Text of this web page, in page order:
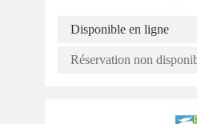
Disponible en ligne
Réservation non